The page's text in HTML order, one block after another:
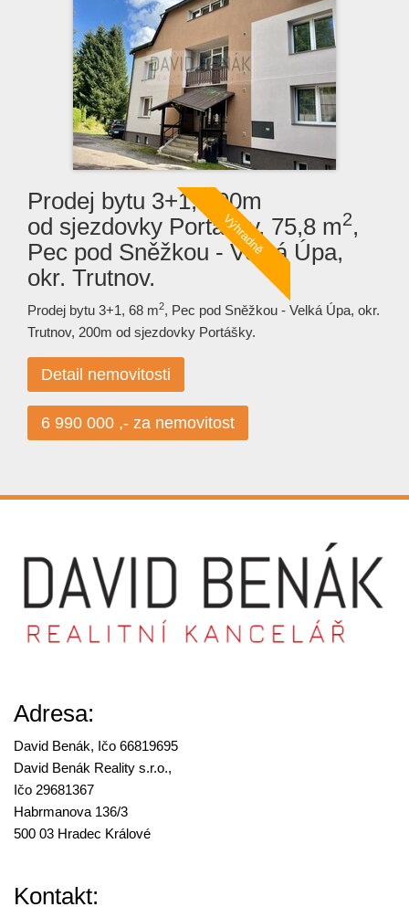
Prodej bytu 3+1, 290m
od sjezdovky Portášky, 75,8 m2,
Pec pod Sněžkou - Velká Úpa,
okr. Trutnov.
Prodej bytu 3+1, 68 m2, Pec pod Sněžkou - Velká Úpa, okr.
Trutnov, 200m od sjezdovky Portášky.
Detail nemovitosti
6 990 000 ,- za nemovitost
Adresa:
David Benák, Ičo 66819695
David Benák Reality s.r.o.,
Ičo 29681367
Habrmanova 136/3
500 03 Hradec Králové
Kontakt: